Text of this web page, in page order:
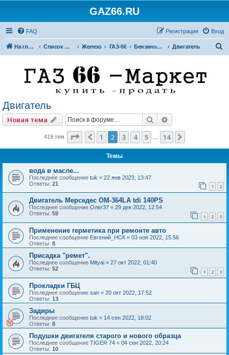
GAZ66.RU
FAQ Вход
Регистрация
На главную Список форумов Железо ГАЗ-66 Бензиновые двигатели Двигатель
Двигатель
Новая тема Поиск
419 тем Страница из 14
Пред.
1 2 3 4 5 14
Темы
вода в масле...
Последнее сообщение tuk « 22 янв 2023, 13:47
Ответы: 21 1 2
Двигатель Мерседес ОМ-364LA tdi 140PS
Последнее сообщение Олег37 « 29 дек 2022, 12:54
Ответы: 59 1 2 3
Применение герметика при ремонте авто
Последнее сообщение Евгений_НСК « 03 ноя 2022, 15:56
Ответы: 8
Присадка "ремет".
Последнее сообщение Mityai « 27 окт 2022, 01:40
Ответы: 52 1 2 3
Прокладки ГБЦ
Последнее сообщение san « 20 окт 2022, 17:52
Ответы: 13
Задиры
Последнее сообщение tuk « 14 сен 2022, 18:02
Ответы: 8
Подушки двигателя старого и нового образца
Последнее сообщение TIGER 74 « 04 сен 2022, 20:24
Ответы: 10